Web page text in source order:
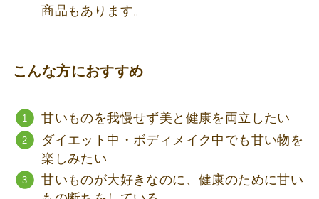
商品もあります。
こんな方におすすめ
甘いものを我慢せず美と健康を両立したい
ダイエット中・ボディメイク中でも甘い物を
楽しみたい
甘いものが大好きなのに、健康のために甘い